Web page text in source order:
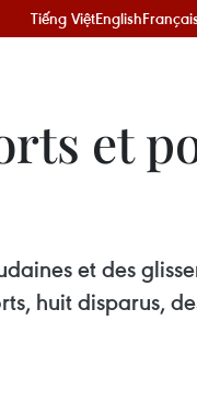
Tiếng ViệtEnglish
et
et des
huit disparus,